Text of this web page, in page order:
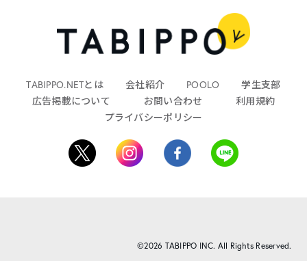
TABIPPO.NETとは 会社紹介 POOLO
学生支部
広告掲載について
お問い合わせ
利用規約
プライバシーポリシー
©2026 TABIPPO INC. All Rights Reserved.